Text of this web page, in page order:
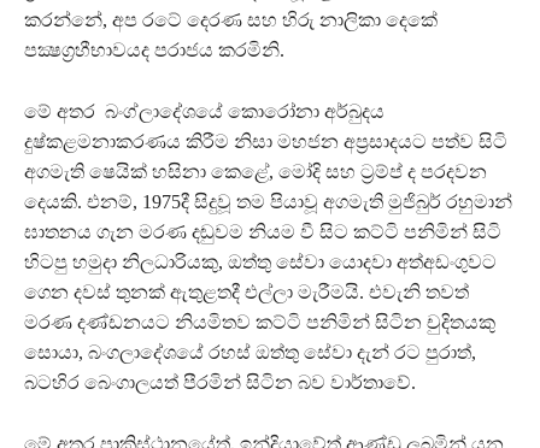
කරන්නේ, අප රටේ දෙරණ සහ හිරු නාලිකා දෙකේ
පක්‍ෂග්‍රහීභාවයද පරාජය කරමිනි.
මේ අතර බංග්ලාදේශයේ කොරෝනා අර්බුදය
දුෂ්කළමනාකරණය කිරීම නිසා මහජන අප්‍රසාදයට පත්ව සිටි
අගමැති ෂෙයික් හසිනා කෙළේ, මෝදි සහ ට්‍රම්ප් ද පරදවන
දෙයකි. එනම්, 1975දී සිදුවූ තම පියාවූ අගමැති මුජිබුර් රහුමාන්
ඝාතනය ගැන මරණ දඬුවම නියම වී සිට කට්ටි පනිමින් සිටි
හිටපු හමුදා නිලධාරියකු, ඔත්තු සේවා යොදවා අත්අඩංගුවට
ගෙන දවස් තුනක් ඇතුළතදී එල්ලා මැරීමයි. එවැනි තවත්
මරණ දණ්ඩනයට නියමිතව කට්ටි පනිමින් සිටින චුදිතයකු
සොයා, බංගලාදේශයේ රහස් ඔත්තු සේවා දැන් රට පුරාත්,
බටහිර බෙංගාලයත් පීරමින් සිටින බව වාර්තාවේ.
මේ අතර පාකිස්ථානයේත්, ඉන්දියාවේත් ආණ්ඩු ලබමින් යන